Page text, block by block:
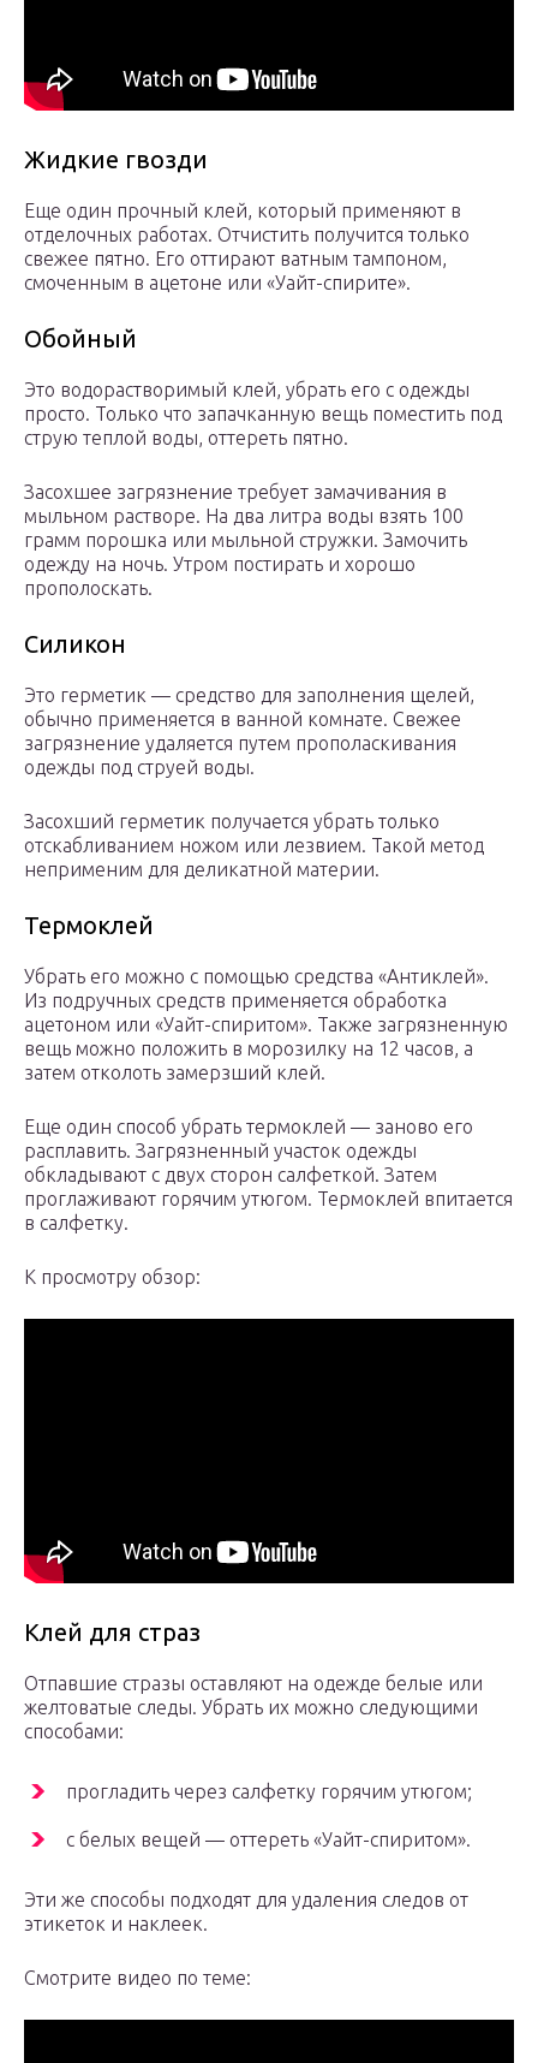
Жидкие гвозди
Еще один прочный клей, который применяют в
отделочных работах. Отчистить получится только
свежее пятно. Его оттирают ватным тампоном,
смоченным в ацетоне или «Уайт-спирите».
Обойный
Это водорастворимый клей, убрать его с одежды
просто. Только что запачканную вещь поместить под
струю теплой воды, оттереть пятно.
Засохшее загрязнение требует замачивания в
мыльном растворе. На два литра воды взять 100
грамм порошка или мыльной стружки. Замочить
одежду на ночь. Утром постирать и хорошо
прополоскать.
Силикон
Это герметик — средство для заполнения щелей,
обычно применяется в ванной комнате. Свежее
загрязнение удаляется путем прополаскивания
одежды под струей воды.
Засохший герметик получается убрать только
отскабливанием ножом или лезвием. Такой метод
неприменим для деликатной материи.
Термоклей
Убрать его можно с помощью средства «Антиклей».
Из подручных средств применяется обработка
ацетоном или «Уайт-спиритом». Также загрязненную
вещь можно положить в морозилку на 12 часов, а
затем отколоть замерзший клей.
Еще один способ убрать термоклей — заново его
расплавить. Загрязненный участок одежды
обкладывают с двух сторон салфеткой. Затем
проглаживают горячим утюгом. Термоклей впитается
в салфетку.
К просмотру обзор:
Клей для страз
Отпавшие стразы оставляют на одежде белые или
желтоватые следы. Убрать их можно следующими
способами:
прогладить через салфетку горячим утюгом;
с белых вещей — оттереть «Уайт-спиритом».
Эти же способы подходят для удаления следов от
этикеток и наклеек.
Смотрите видео по теме: